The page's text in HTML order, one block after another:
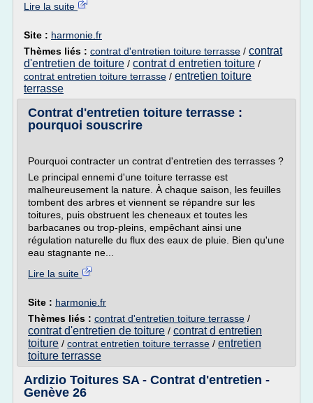
Lire la suite
Site : harmonie.fr
Thèmes liés : contrat d'entretien toiture terrasse / contrat
d'entretien de toiture / contrat d entretien toiture /
contrat entretien toiture terrasse / entretien toiture
terrasse
Contrat d'entretien toiture terrasse :
pourquoi souscrire
Pourquoi contracter un contrat d'entretien des terrasses ?
Le principal ennemi d'une toiture terrasse est
malheureusement la nature. À chaque saison, les feuilles
tombent des arbres et viennent se répandre sur les
toitures, puis obstruent les cheneaux et toutes les
barbacanes ou trop-pleins, empêchant ainsi une
régulation naturelle du flux des eaux de pluie. Bien qu'une
eau stagnante ne...
Lire la suite
Site : harmonie.fr
Thèmes liés : contrat d'entretien toiture terrasse /
contrat d'entretien de toiture / contrat d entretien
toiture / contrat entretien toiture terrasse / entretien
toiture terrasse
Ardizio Toitures SA - Contrat d'entretien -
Genève 26